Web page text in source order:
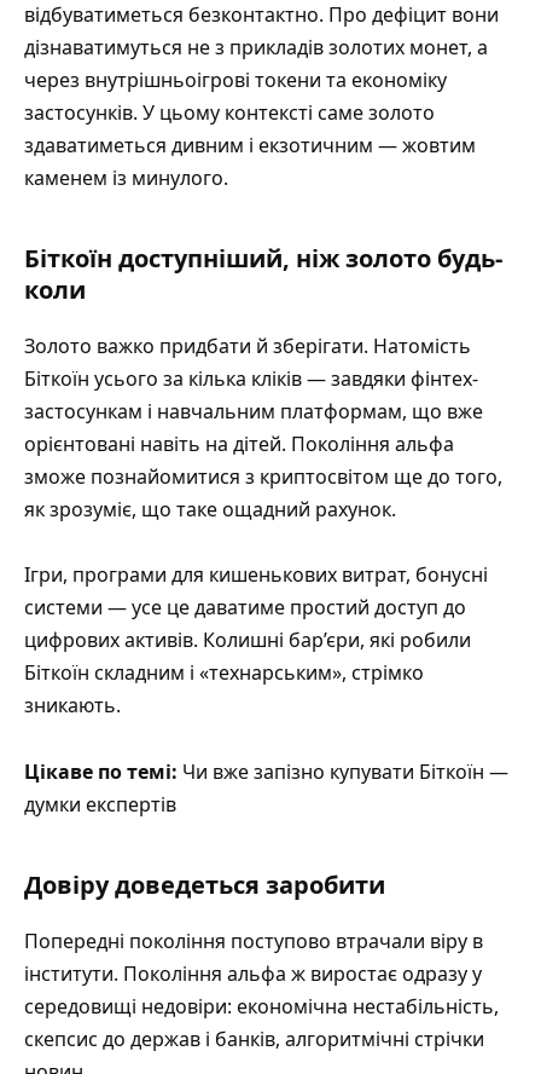
відбуватиметься безконтактно. Про дефіцит вони
дізнаватимуться не з прикладів золотих монет, а
через внутрішньоігрові токени та економіку
застосунків. У цьому контексті саме золото
здаватиметься дивним і екзотичним — жовтим
каменем із минулого.
Біткоїн доступніший, ніж золото будь-
коли
Золото важко придбати й зберігати. Натомість
Біткоїн усього за кілька кліків — завдяки фінтех-
застосункам і навчальним платформам, що вже
орієнтовані навіть на дітей. Покоління альфа
зможе познайомитися з криптосвітом ще до того,
як зрозуміє, що таке ощадний рахунок.
Ігри, програми для кишенькових витрат, бонусні
системи — усе це даватиме простий доступ до
цифрових активів. Колишні бар’єри, які робили
Біткоїн складним і «технарським», стрімко
зникають.
Цікаве по темі: Чи вже запізно купувати Біткоїн —
думки експертів
Довіру доведеться заробити
Попередні покоління поступово втрачали віру в
інститути. Покоління альфа ж виростає одразу у
середовищі недовіри: економічна нестабільність,
скепсис до держав і банків, алгоритмічні стрічки